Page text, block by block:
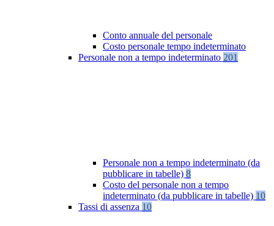
Conto annuale del personale
Costo personale tempo indeterminato
Personale non a tempo indeterminato 201
Personale non a tempo indeterminato (da
pubblicare in tabelle) 8
Costo del personale non a tempo
indeterminato (da pubblicare in tabelle) 10
Tassi di assenza 10